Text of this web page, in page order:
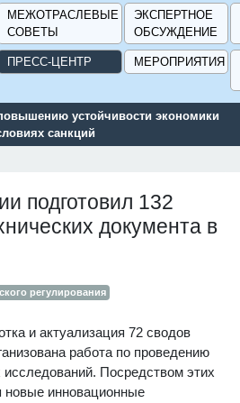
МЕЖОТРАСЛЕВЫЕ
СОВЕТЫ
ЭКСПЕРТНОЕ
ОБСУЖДЕНИЕ
ПРЕСС-ЦЕНТР МЕРОПРИЯТИЯ
устойчивости экономики
санкций
подготовил 132
документа в
регулирования
и актуализация 72 сводов
работа по проведению
Посредством этих
новые инновационные